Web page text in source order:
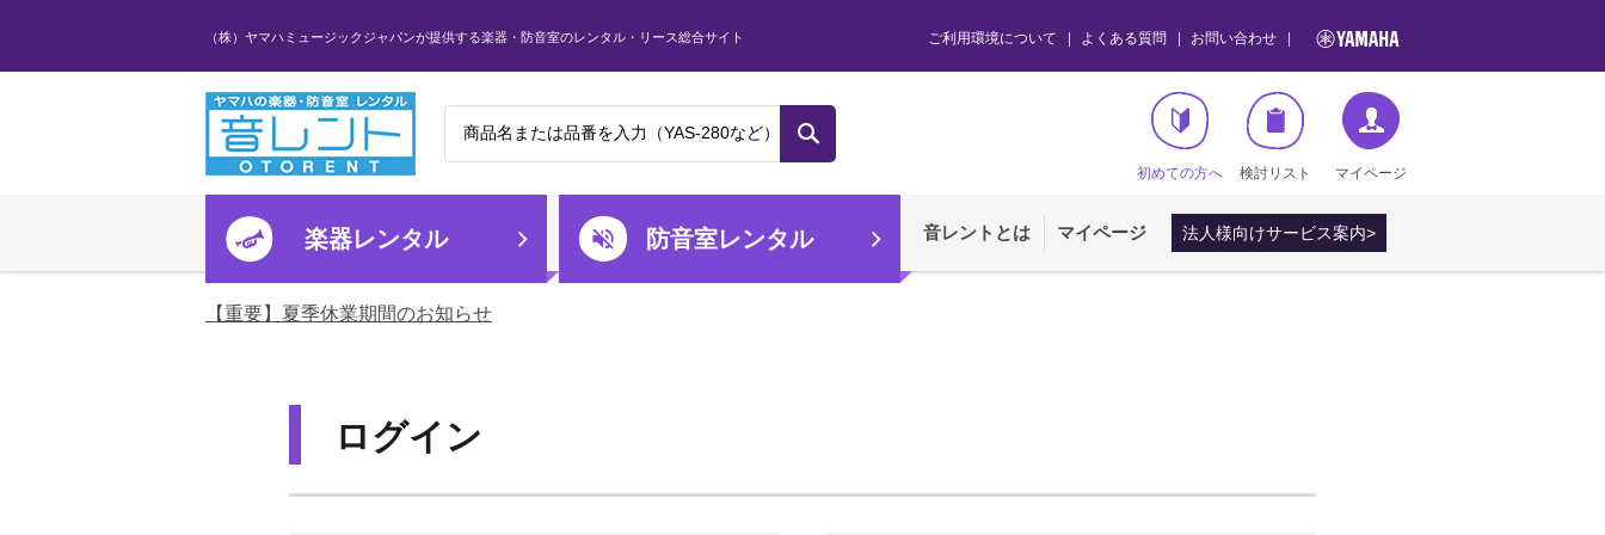
（株）ヤマハミュージックジャパンが提供する楽器・防音室のレンタル・リース総合サイト ご利用環境について よくある質問 お問い合わせ
初めての方へ 検討リスト マイページ
楽器レンタル 防音室レンタル 音レントとは マイページ 法人様向けサービス案内>
【重要】夏季休業期間のお知らせ
ログイン